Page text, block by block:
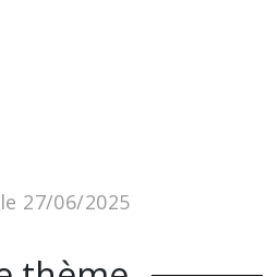
27/06/2025